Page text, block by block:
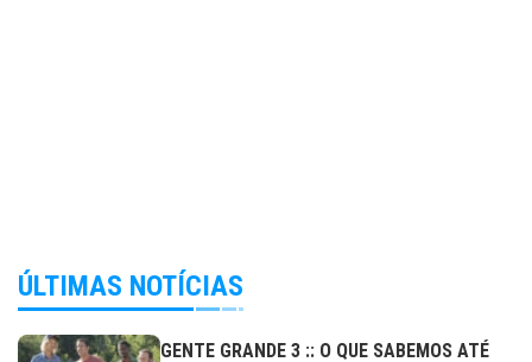
ÚLTIMAS NOTÍCIAS
GENTE GRANDE 3 :: O QUE SABEMOS ATÉ